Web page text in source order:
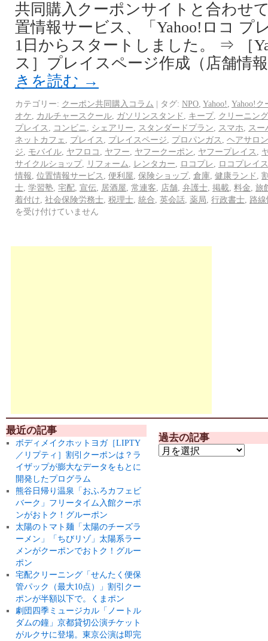
共同購入クーポンサイトと合わせ
置情報サービス、「Yahoo!ロコ プ
1日からスタートしました。 ⇒ ［
ス］プレイスページ作成（店舗情
きを読む →
カテゴリー: クーポン共同購入コラム | タグ: NPO Yahoo! Yahoo!ク
オケ
カルチャースクール ガソリンスタンド キープ, クリーニング
プレイス
コンビニ シェアリー スタンダードプラン スマホ
スー
ネットカフェ
プレイス プレイスページ プロパンガス
ヘアサロン
ジ
モバイル ヤフロコ ヤフー ヤフークーポン ヤフープレイス
サイクルショップ, リフォーム レンタカー ロコプレ
ロコプレイス
情報 位置情報サービス 便利屋 保険ショップ, 倉庫 健康ランド
士 学習塾 宅配 宣伝 居酒屋 常連客 店舗 弁護士 掲載 料金 旅
着付け 社会保険労務士 税理士 統合 英会話 薬局 行政書士 路
を受け付けていません
最近の記事
ボディメイクホットヨガ［LIPTY
／リプティ］割引クーポンは？ラ
イザップが膨大なデータをもとに
開発したプログラム
熊谷日帰り温泉「おふろカフェビ
バーク」フリータイム入館クーポ
ンがおトク！グルーポン
太陽のトマト麺「太陽のチーズラ
ーメン」「ちびリゾ」太陽系ラー
メンがクーポンでおトク！グルー
ポン
宅配クリーニング「せんたく便保
管パック（最大10点）」割引クー
ポンが半額以下で。くまポン
劇団四季ミュージカル「ノートル
ダムの鐘」京都貸切公演チケット
がルクサに登場。東京公演は即完
過去の記事